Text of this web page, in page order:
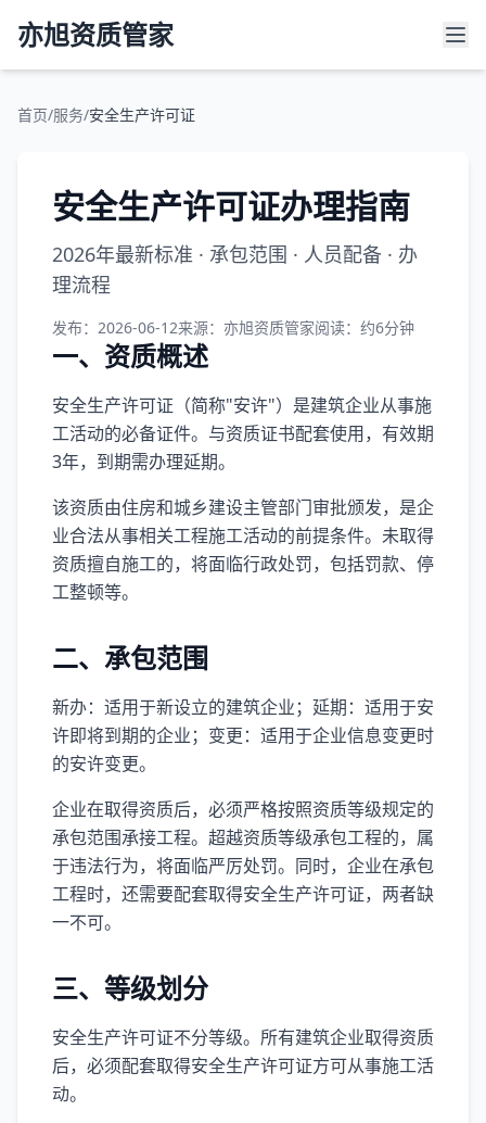
亦旭资质管家
首页/服务/安全生产许可证
安全生产许可证办理指南
2026年最新标准 · 承包范围 · 人员配备 · 办
理流程
发布：2026-06-12来源：亦旭资质管家阅读：约6分钟
一、资质概述
安全生产许可证（简称"安许"）是建筑企业从事施
工活动的必备证件。与资质证书配套使用，有效期
3年，到期需办理延期。
该资质由住房和城乡建设主管部门审批颁发，是企
业合法从事相关工程施工活动的前提条件。未取得
资质擅自施工的，将面临行政处罚，包括罚款、停
工整顿等。
二、承包范围
新办：适用于新设立的建筑企业；延期：适用于安
许即将到期的企业；变更：适用于企业信息变更时
的安许变更。
企业在取得资质后，必须严格按照资质等级规定的
承包范围承接工程。超越资质等级承包工程的，属
于违法行为，将面临严厉处罚。同时，企业在承包
工程时，还需要配套取得安全生产许可证，两者缺
一不可。
三、等级划分
安全生产许可证不分等级。所有建筑企业取得资质
后，必须配套取得安全生产许可证方可从事施工活
动。